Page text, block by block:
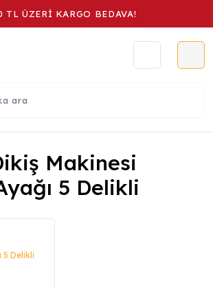
TL ÜZERİ KARGO BEDAVA!
Makinesi
5 Delikli